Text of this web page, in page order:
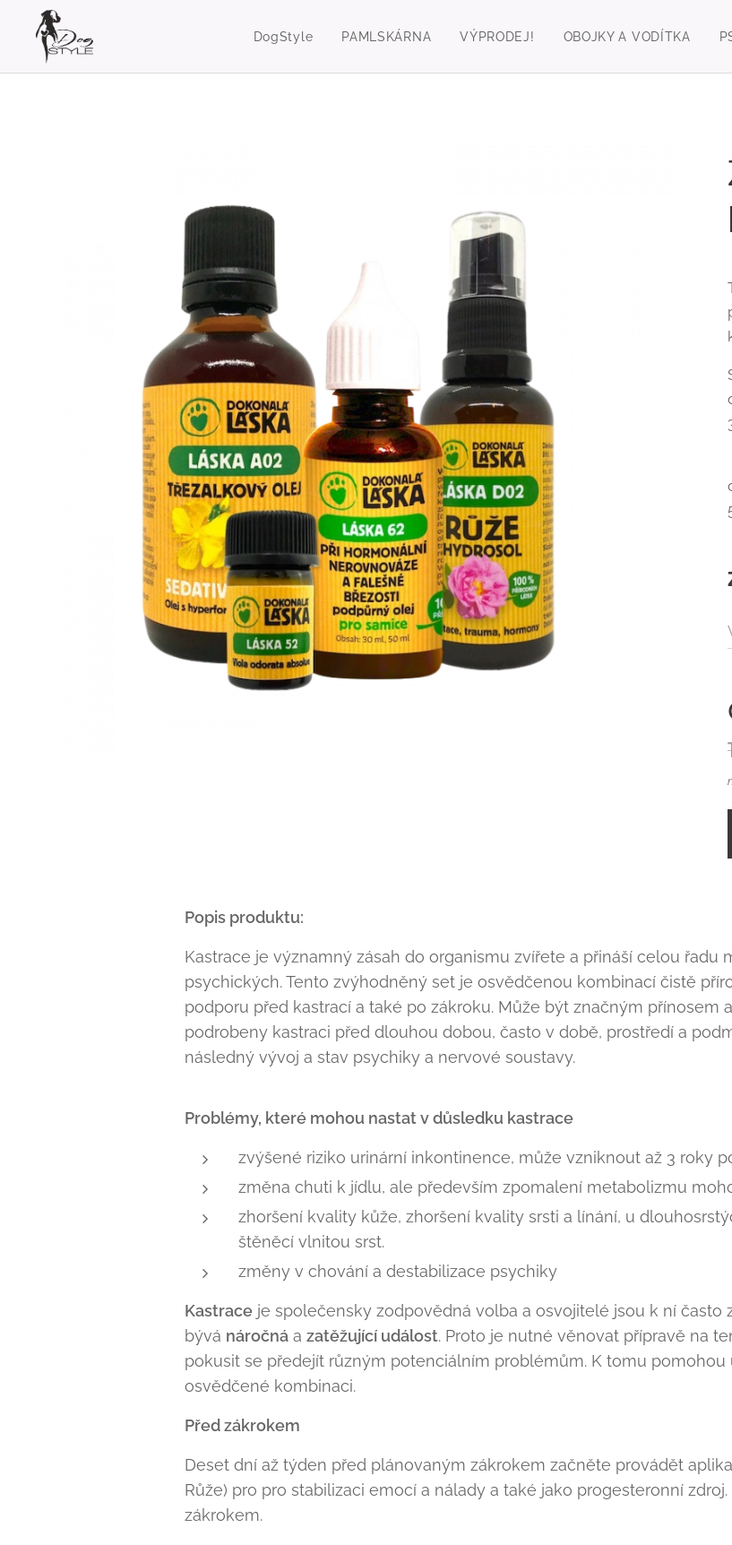
DogStyle PAMLSKÁRNA VÝPRODEJ! OBOJKY A VODÍTKA
Popis produktu:
Kastrace je významný zásah do organismu zvířete a přináší celou řadu
psychických. Tento zvýhodněný set je osvědčenou kombinací čistě
podporu před kastrací a také po zákroku. Může být značným přínosem
podrobeny kastraci před dlouhou dobou, často v době, prostředí a
následný vývoj a stav psychiky a nervové soustavy.
Problémy, které mohou nastat v důsledku kastrace
zvýšené riziko urinární inkontinence, může vzniknout až 3 roky
změna chuti k jídlu, ale především zpomalení metabolizmu
zhoršení kvality kůže, zhoršení kvality srsti a línání, u
štěněcí vlnitou srst.
změny v chování a destabilizace psychiky
Kastraceje společensky zodpovědná volba a osvojitelé jsou k ní často
bývá náročnáa zatěžující událost. Proto je nutné věnovat přípravě na
pokusit se předejít různým potenciálním problémům. K tomu
osvědčené kombinaci.
Před zákrokem
Deset dní až týden před plánovaným zákrokem začněte provádět
Růže) pro pro stabilizaci emocí a nálady a také jako progesteronní
zákrokem.